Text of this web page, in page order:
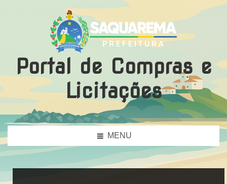
Portal de Compras e
Licitações
MENU